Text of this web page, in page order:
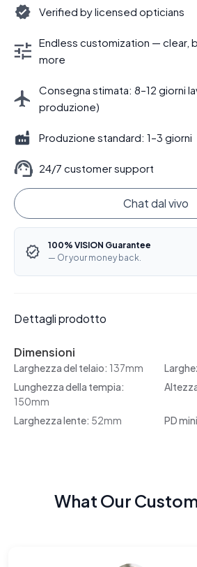
Verified by licensed opticians
Endless customization — clear,
more
Consegna stimata: 8–12 giorni
produzione)
Produzione standard: 1–3 giorni
24/7 customer support
Chat dal vivo
100% VISION Guarantee
— Or your money back.
Dettagli prodotto
Dimensioni
Larghezza del telaio: 137mm
Lunghezza della tempia:
150mm
Larghezza lente: 52mm PD
What Our